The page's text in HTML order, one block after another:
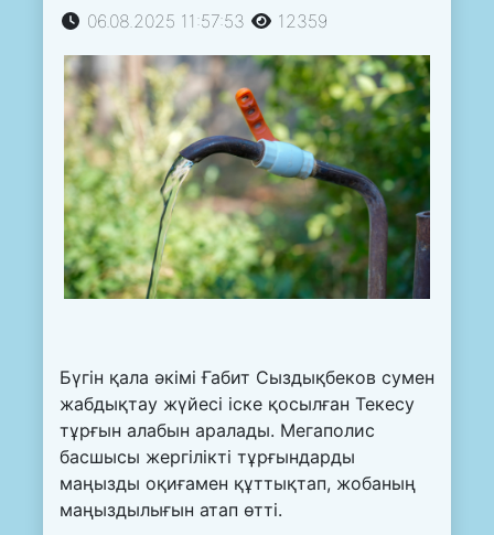
06.08.2025 11:57:53 12359
Бүгін қала әкімі Ғабит Сыздықбеков сумен
жабдықтау жүйесі іске қосылған Текесу
тұрғын алабын аралады. Мегаполис
басшысы жергілікті тұрғындарды
маңызды оқиғамен құттықтап, жобаның
маңыздылығын атап өтті.